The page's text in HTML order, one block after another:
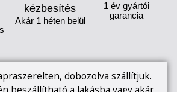
kézbesítés
Akár 1 héten belül
1 év gyártói
garancia
dobozolva szállítjuk.